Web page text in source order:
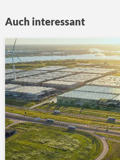
Auch interessant